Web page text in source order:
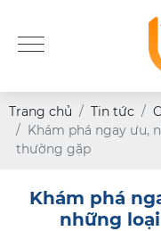
Trang chủ Tin tức
Khám phá ngay ưu,
thường gặp
Khám phá
những